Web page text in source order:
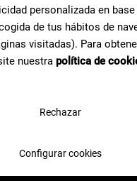
Fliesen, die
könnten
personalizada en base
de tus hábitos de
visitadas). Para
nuestra política de
Rechazar
Configurar cookies